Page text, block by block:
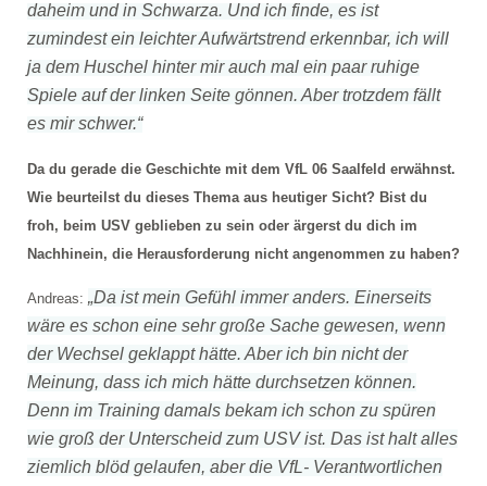
daheim und in Schwarza. Und ich finde, es ist
zumindest ein leichter Aufwärtstrend erkennbar, ich will
ja dem Huschel hinter mir auch mal ein paar ruhige
Spiele auf der linken Seite gönnen. Aber trotzdem fällt
es mir schwer.“
Da du gerade die Geschichte mit dem VfL 06 Saalfeld erwähnst.
Wie beurteilst du dieses Thema aus heutiger Sicht? Bist du
froh, beim USV geblieben zu sein oder ärgerst du dich im
Nachhinein, die Herausforderung nicht angenommen zu haben?
Andreas: „Da ist mein Gefühl immer anders. Einerseits
wäre es schon eine sehr große Sache gewesen, wenn
der Wechsel geklappt hätte. Aber ich bin nicht der
Meinung, dass ich mich hätte durchsetzen können.
Denn im Training damals bekam ich schon zu spüren
wie groß der Unterscheid zum USV ist. Das ist halt alles
ziemlich blöd gelaufen, aber die VfL- Verantwortlichen